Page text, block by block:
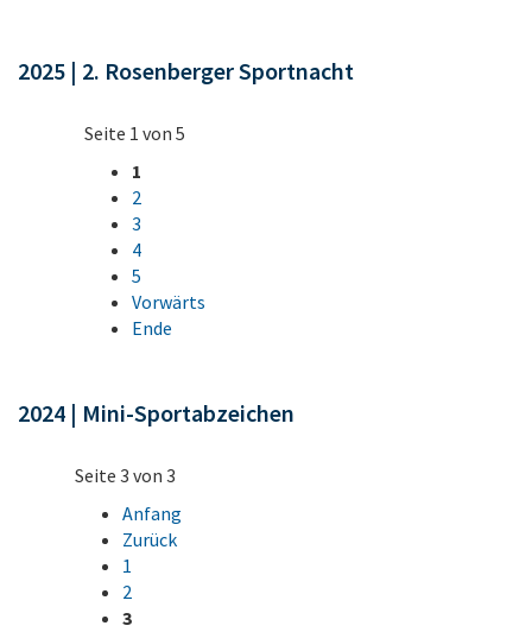
2025 | 2. Rosenberger Sportnacht
Seite 1 von 5
1
2
3
4
5
Vorwärts
Ende
2024 | Mini-Sportabzeichen
Seite 3 von 3
Anfang
Zurück
1
2
3